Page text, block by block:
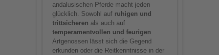
andalusischen Pferde macht jeden
glücklich. Sowohl auf ruhigen und
trittsicheren als auch auf
temperamentvollen und feurigen
Artgenossen lässt sich die Gegend
erkunden oder die Reitkenntnisse in der